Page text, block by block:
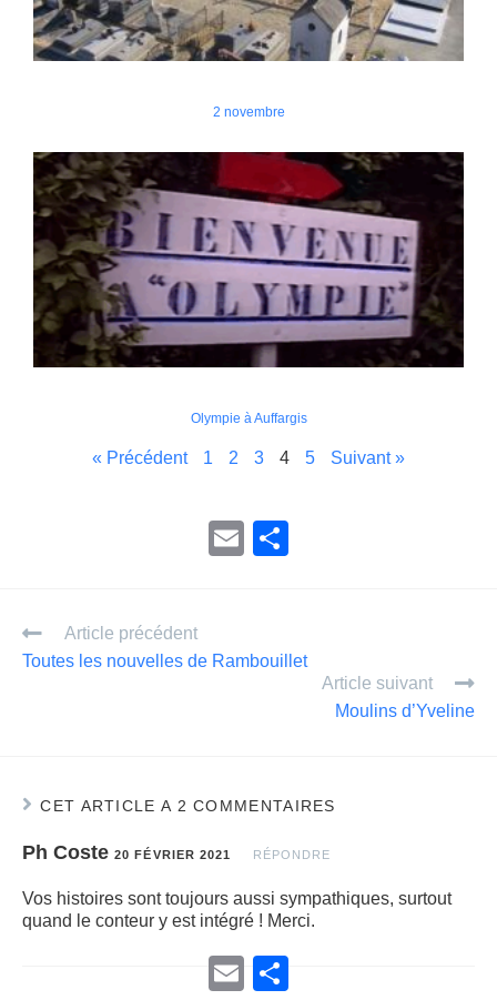
2 novembre
Olympie à Auffargis
« Précédent 1 2 3 4 5 Suivant »
E
g
er
Article précédent
Toutes les nouvelles de Rambouillet
Article suivant
Moulins d’Yveline
CET ARTICLE A 2 COMMENTAIRES
Ph Coste 20 FÉVRIER 2021 RÉPONDRE
Vos histoires sont toujours aussi sympathiques, surtout
quand le conteur y est intégré ! Merci.
E